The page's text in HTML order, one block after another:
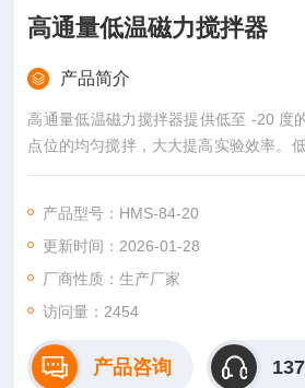
高通量低温磁力搅拌器
产品简介
高通量低温磁力搅拌器提供低至 -20 度
点位的均匀搅拌，大大提高实验效率。
温度控制，使溶液或盘面温度控制精度
体溢出自动保护功能，安全实现过夜反
特殊定制。
产品型号：HMS-84-20
更新时间：2026-01-28
厂商性质：生产厂家
访问量：2454
产品咨询